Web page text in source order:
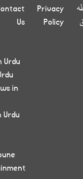
Privacy
Policy
Us
Urdu
in
Urdu